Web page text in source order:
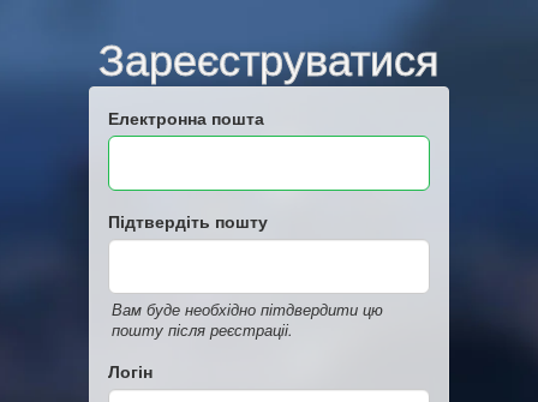
Зареєструватися
Електронна пошта
Підтвердіть пошту
Вам буде необхідно пітдвердити цю
пошту після реєстраціі.
Логін